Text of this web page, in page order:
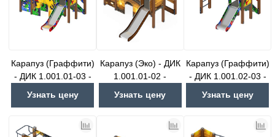
Карапуз (Граффити)
- ДИК 1.001.01-03 -
Н=900
Узнать цену
Карапуз (Эко) - ДИК
1.001.01-02 -
Н=900
Узнать цену
Карапуз (Граффити)
- ДИК 1.001.02-03 -
Н=750
Узнать цену